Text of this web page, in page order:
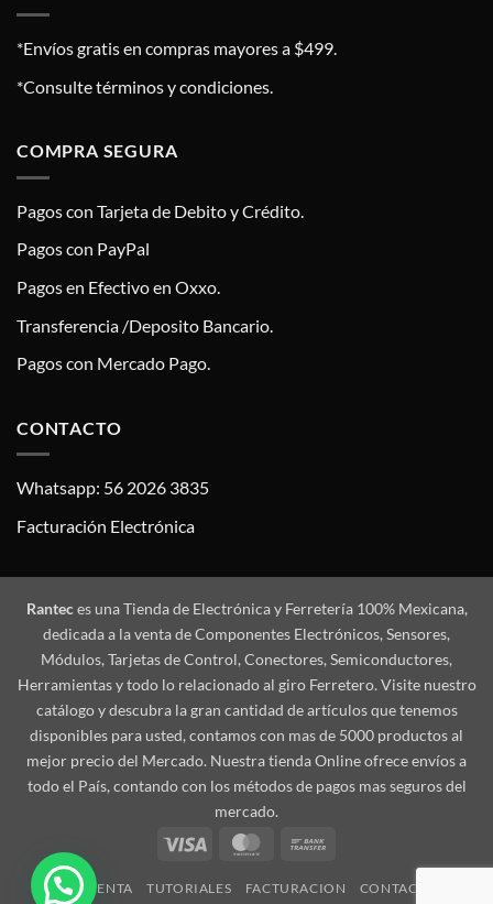
*Envíos gratis en compras mayores a $499.
*Consulte términos y condiciones.
COMPRA SEGURA
Pagos con Tarjeta de Debito y Crédito.
Pagos con PayPal
Pagos en Efectivo en Oxxo.
Transferencia /Deposito Bancario.
Pagos con Mercado Pago.
CONTACTO
Whatsapp: 56 2026 3835
Facturación Electrónica
Ranteces una Tienda de Electrónica y Ferretería 100% Mexicana,
dedicada a la venta de Componentes Electrónicos, Sensores,
Módulos, Tarjetas de Control, Conectores, Semiconductores,
Herramientas y todo lo relacionado al giro Ferretero. Visite nuestro
catálogo y descubra la gran cantidad de artículos que tenemos
disponibles para usted, contamos con mas de 5000 productos al
mejor precio del Mercado. Nuestra tienda Online ofrece envíos a
todo el País, contando con los métodos de pagos mas seguros del
mercado.
Visa
MasterCard
MI CUENTA TUTORIALES FACTURACION CONTACTO